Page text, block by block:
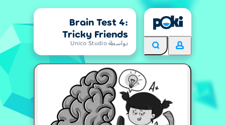
Brain Test 4:
Tricky Friends
بواسطة Unico Studio